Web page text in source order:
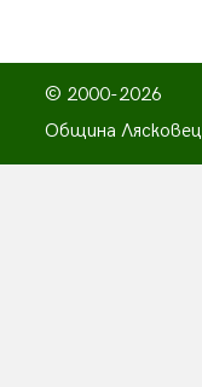
© 2000-2026
Община Лясковец